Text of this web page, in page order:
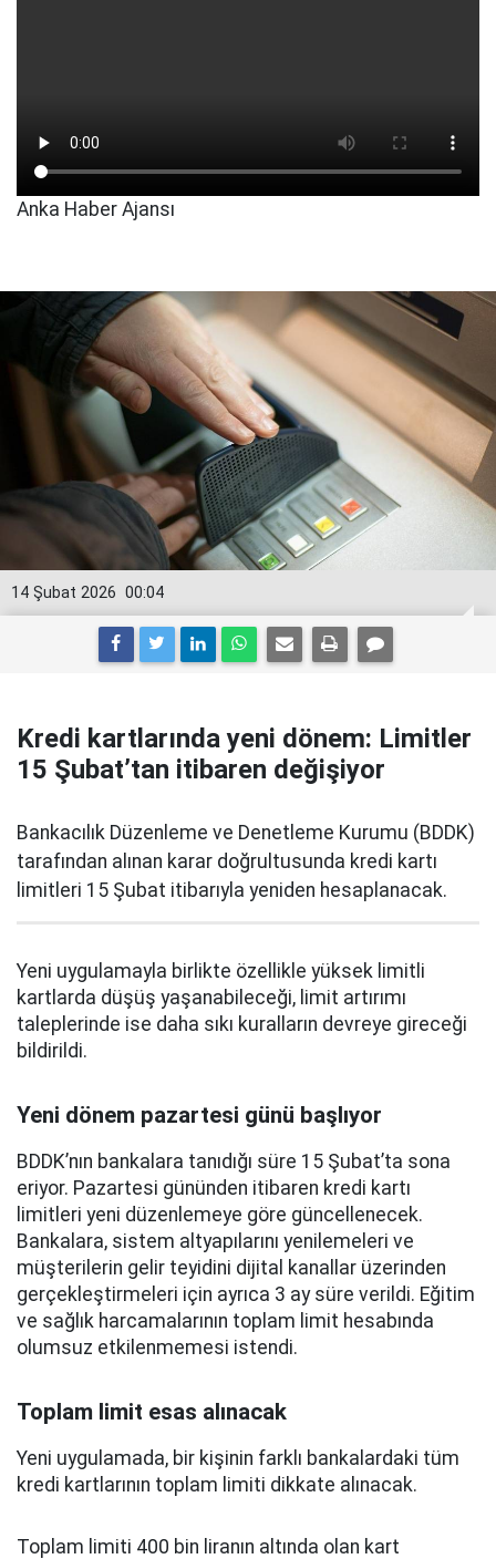
Anka Haber Ajansı
00:04
14 Şubat 2026
Kredi kartlarında yeni dönem: Limitler
15 Şubat’tan itibaren değişiyor
Bankacılık Düzenleme ve Denetleme Kurumu (BDDK)
tarafından alınan karar doğrultusunda kredi kartı
limitleri 15 Şubat itibarıyla yeniden hesaplanacak.
Yeni uygulamayla birlikte özellikle yüksek limitli
kartlarda düşüş yaşanabileceği, limit artırımı
taleplerinde ise daha sıkı kuralların devreye gireceği
bildirildi.
Yeni dönem pazartesi günü başlıyor
BDDK’nın bankalara tanıdığı süre 15 Şubat’ta sona
eriyor. Pazartesi gününden itibaren kredi kartı
limitleri yeni düzenlemeye göre güncellenecek.
Bankalara, sistem altyapılarını yenilemeleri ve
müşterilerin gelir teyidini dijital kanallar üzerinden
gerçekleştirmeleri için ayrıca 3 ay süre verildi. Eğitim
ve sağlık harcamalarının toplam limit hesabında
olumsuz etkilenmemesi istendi.
Toplam limit esas alınacak
Yeni uygulamada, bir kişinin farklı bankalardaki tüm
kredi kartlarının toplam limiti dikkate alınacak.
Toplam limiti 400 bin liranın altında olan kart